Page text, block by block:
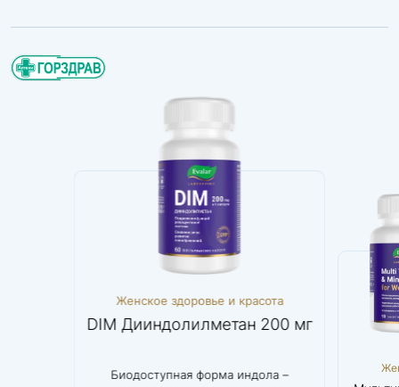
Женское здоровье и красота
DIM Дииндолилметан 200 мг
Биодоступная форма индола –
Мозг и нервная
система
здоровье и